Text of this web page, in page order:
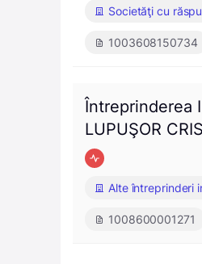
Societăţi cu
1003608150734
Întreprinderea
LUPUŞOR
Alte întreprinderi
1008600001271